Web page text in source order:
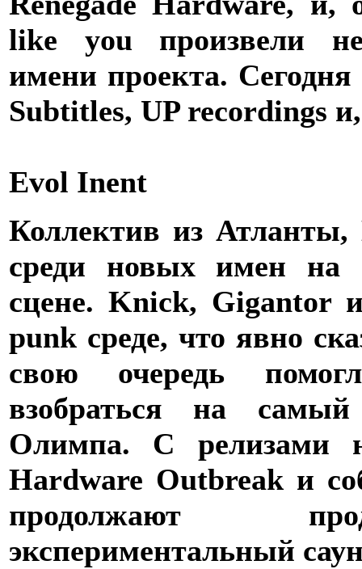
like you произвели
имени проекта.
Subtitles, UP recordings
Evol Inent
Коллектив из
среди новых имен на
сцене. Knick, Gigantor
punk среде, что явно
свою очередь
взобраться на
Олимпа. С релизами
Hardware Outbreak и
продолжают
экспериментальный